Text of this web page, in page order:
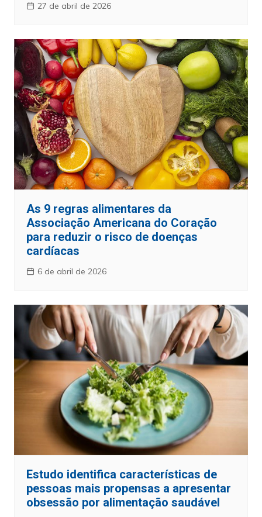
27 de abril de 2026
As 9 regras alimentares da
Associação Americana do Coração
para reduzir o risco de doenças
cardíacas
6 de abril de 2026
Estudo identifica características de
pessoas mais propensas a apresentar
obsessão por alimentação saudável